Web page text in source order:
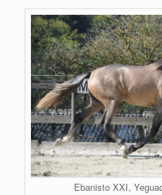
Ebanisto XXI,